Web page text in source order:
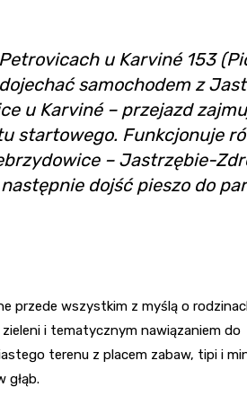
u Karviné 153
samochodem z
u Karviné – przejazd
startowego. Funkcjonuje
– Jastrzębie-
dojść pieszo do
przede wszystkim z myślą o
i tematycznym nawiązaniem do
terenu z placem zabaw, tipi i
głąb.